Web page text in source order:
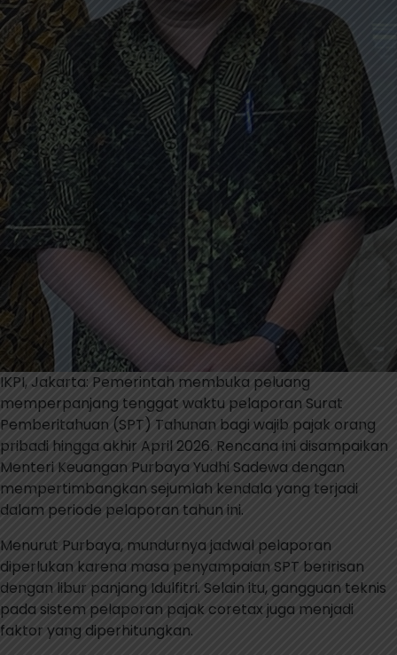
IKPI, Jakarta: Pemerintah membuka peluang
memperpanjang tenggat waktu pelaporan Surat
Pemberitahuan (SPT) Tahunan bagi wajib pajak orang
pribadi hingga akhir April 2026. Rencana ini disampaikan
Menteri Keuangan Purbaya Yudhi Sadewa dengan
mempertimbangkan sejumlah kendala yang terjadi
dalam periode pelaporan tahun ini.
Menurut Purbaya, mundurnya jadwal pelaporan
diperlukan karena masa penyampaian SPT beririsan
dengan libur panjang Idulfitri. Selain itu, gangguan teknis
pada sistem pelaporan pajak coretax juga menjadi
faktor yang diperhitungkan.